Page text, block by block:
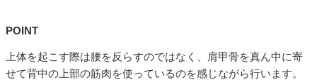
POINT
上体を起こす際は腰を反らすのではなく、肩甲骨を真ん中に寄
せて背中の上部の筋肉を使っているのを感じながら行います。